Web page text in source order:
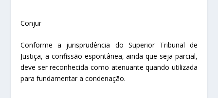
Conjur
Conforme a jurisprudência do Superior Tribunal de
Justiça, a confissão espontânea, ainda que seja parcial,
deve ser reconhecida como atenuante quando utilizada
para fundamentar a condenação.